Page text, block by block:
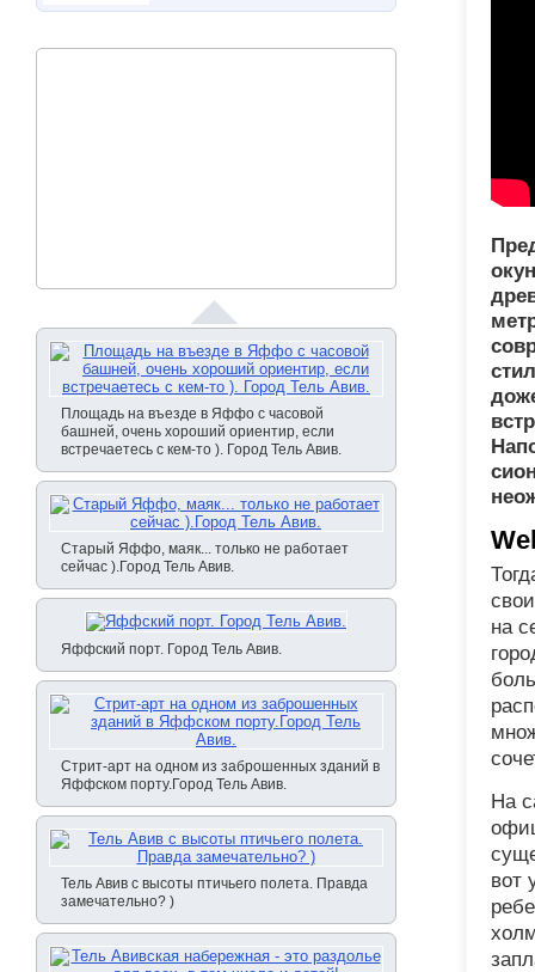
Площадь на въезде в Яффо с часовой
башней, очень хороший ориентир, если
встречаетесь с кем-то ). Город Тель Авив.
Старый Яффо, маяк... только не работает
сейчас ).Город Тель Авив.
Яффский порт. Город Тель Авив.
Стрит-арт на одном из заброшенных зданий в
Яффском порту.Город Тель Авив.
Тель Авив с высоты птичьего полета. Правда
замечательно? )
на
На
вот